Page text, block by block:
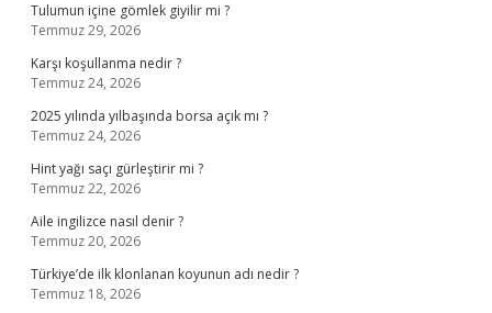
Tulumun içine gömlek giyilir mi ?
Temmuz 29, 2026
Karşı koşullanma nedir ?
Temmuz 24, 2026
2025 yılında yılbaşında borsa açık mı ?
Temmuz 24, 2026
Hint yağı saçı gürleştirir mi ?
Temmuz 22, 2026
Aile ingilizce nasıl denir ?
Temmuz 20, 2026
Türkiye’de ilk klonlanan koyunun adı nedir ?
Temmuz 18, 2026